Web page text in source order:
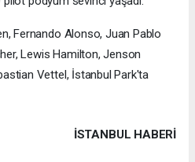
Fernando Alonso, Juan Pablo
Lewis Hamilton, Jenson
Vettel, İstanbul Park'ta
İSTANBUL HABERİ